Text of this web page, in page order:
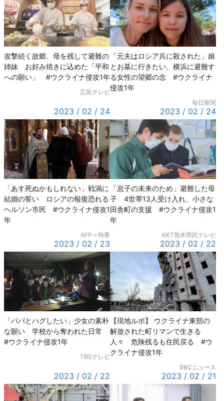
攻撃続く故郷、母を残して避難の
姉妹 お好み焼きに込めた「平和
への願い」 #ウクライナ侵攻1年
広島テレビ
「元夫はロシア兵に殺された」娘
とお墓に行きたい、横浜に避難す
る女性の望郷の念 #ウクライナ
侵攻1年
毎日新聞
2023 / 02 / 24
「あす死ぬかもしれない」戦渦に
結婚の誓い ロシアの報復恐れる
ヘルソン市民 #ウクライナ侵攻1
年
AFP＝時事
2023 / 02 / 24
「息子の未来のため」避難した母
子 4世帯13人受け入れ、小さな
田舎町の支援 #ウクライナ侵攻1
年
KKT熊本県民テレビ
2023 / 02 / 23
「パパとハグしたい」少女の素朴
な願い 学校から奪われた日常
#ウクライナ侵攻1年
TBSテレビ
2023 / 02 / 22
【現地ルポ】 ウクライナ東部の
解放された町リマンで生きる
人々 危険残るも住民戻る #ウ
クライナ侵攻1年
BBCニュース
2023 / 02 / 22 2023 / 02 / 21